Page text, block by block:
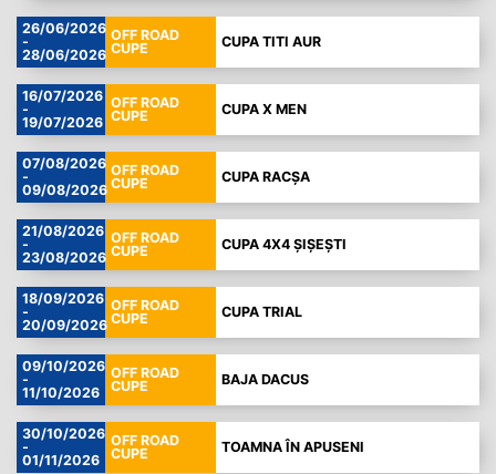
26/06/2026
-
28/06/2026
OFF ROAD
CUPE
CUPA TITI AUR
16/07/2026
-
19/07/2026
OFF ROAD
CUPE
CUPA X MEN
07/08/2026
-
09/08/2026
OFF ROAD
CUPE
CUPA RACȘA
21/08/2026
-
23/08/2026
OFF ROAD
CUPE
CUPA 4X4 ȘIȘEȘTI
18/09/2026
-
20/09/2026
OFF ROAD
CUPE
CUPA TRIAL
09/10/2026
-
11/10/2026
OFF ROAD
CUPE
BAJA DACUS
30/10/2026
-
01/11/2026
OFF ROAD
CUPE
TOAMNA ÎN APUSENI